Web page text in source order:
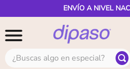
ENVÍO A NIVEL
¿Buscas algo en especial?